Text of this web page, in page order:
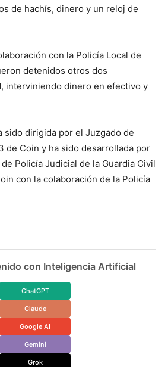
de hachís, dinero y un reloj de
con la Policía Local de
detenidos otros dos
interviniendo dinero en efectivo y
sido dirigida por el Juzgado de
de Coin y ha sido desarrollada por
Policía Judicial de la Guardia Civil
con la colaboración de la Policía
con Inteligencia Artificial
ChatGPT
Claude
Google AI
Gemini
Grok